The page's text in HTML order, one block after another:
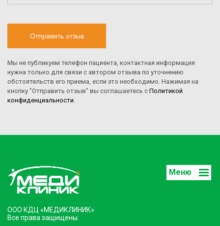
Отправить отзыв
Мы не публикуем телефон пациента, контактная информация
нужна только для связи с автором отзыва по уточнению
обстоятельств его приема, если это необходимо. Нажимая на
кнопку "Отправить отзыв" вы соглашаетесь с Политикой
конфиденциальности.
ООО КДЦ «МЕДИКЛИНИК»
Все права защищены.
Меню